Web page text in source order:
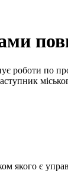
роботи по
якого є